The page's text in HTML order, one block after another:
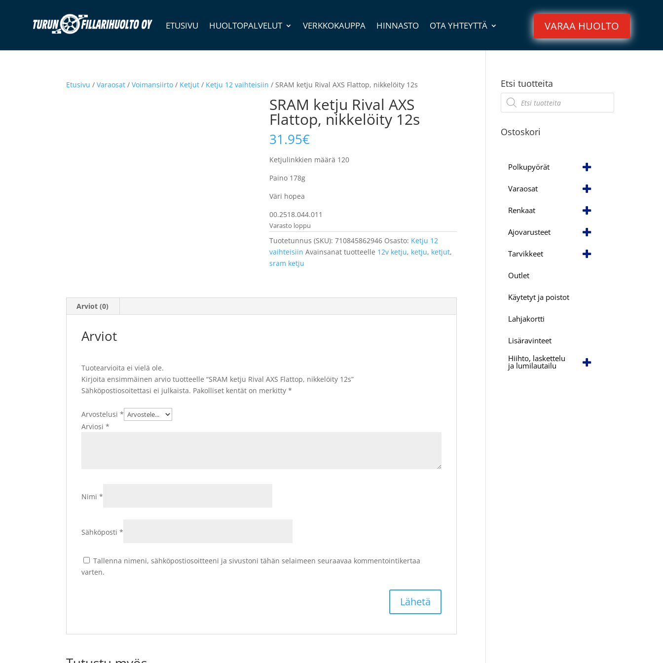
ETUSIVU HUOLTOPALVELUT VERKKOKAUPPA HINNASTO OTA YHTEYTTÄ VARAA HUOLTO
Etusivu /Varaosat /Voimansiirto / Ketjut / Ketju 12 vaihteisiin / SRAM ketju Rival AXS Flattop, nikkelöity 12s
SRAM ketju Rival AXS
Flattop, nikkelöity 12s
31.95€
Ketjulinkkien määrä 120
Paino 178g
Väri hopea
00.2518.044.011
Varasto loppu
Tuotetunnus (SKU):710845862946 Osasto: Ketju 12
vaihteisiin Avainsanat tuotteelle 12v ketju, ketju, ketjut,
sram ketju
Arviot (0)
Arviot
Tuotearvioita ei vielä ole.
Kirjoita ensimmäinen arvio tuotteelle “SRAM ketju Rival AXS Flattop, nikkelöity 12s”
Sähköpostiosoitettasi ei julkaista. Pakolliset kentät on merkitty*
Arvostelusi*
Arviosi*
Nimi*
Sähköposti*
Tallenna nimeni, sähköpostiosoitteeni ja sivustoni tähän selaimeen seuraavaa kommentointikertaa
varten.
Etsi tuotteita
Products
search
Ostoskori
Polkupyörät
Varaosat
Renkaat
Ajovarusteet
Tarvikkeet
Outlet
Käytetyt ja poistot
Lahjakortti
Lisäravinteet
Hiihto, laskettelu
ja lumilautailu